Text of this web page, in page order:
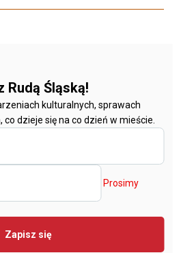
Rudą Śląską!
kulturalnych, sprawach
dzieje się na co dzień w mieście.
Prosimy
Zapisz się